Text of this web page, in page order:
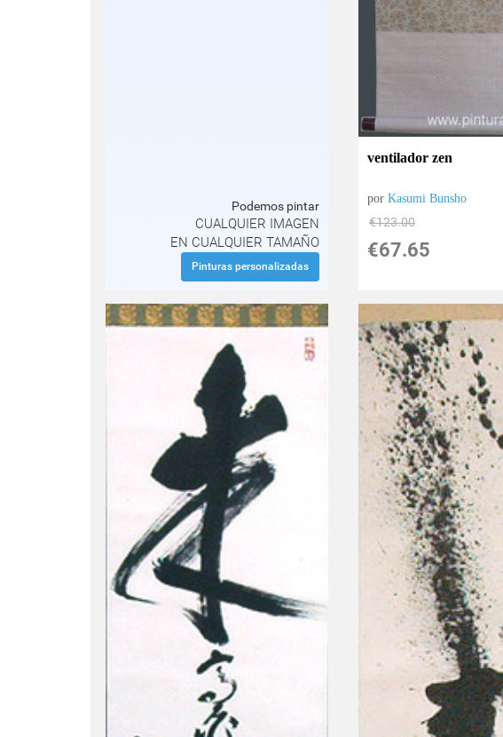
Podemos pintar
CUALQUIER IMAGEN
EN CUALQUIER TAMAÑO
Pinturas personalizadas
ventilador zen
porKasumi Bunsho
€123.00
€67.65